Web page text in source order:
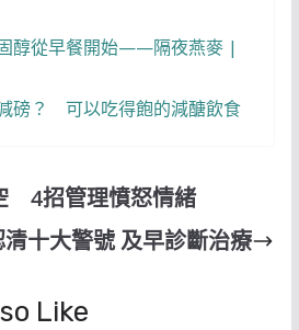
固醇從早餐開始——隔夜燕麥 |
磅？ 可以吃得飽的減醣飲食
4招管理憤怒情緒
十大警號 及早診斷治療
Like